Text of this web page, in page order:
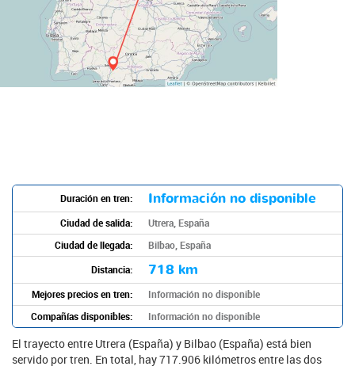
Duración en tren: Información no disponible
Ciudad de salida:
Utrera, España
Ciudad de llegada:
Bilbao, España
Distancia:
718 km
Mejores precios en tren:
Información no disponible
Compañías disponibles:
Información no disponible
El trayecto entre Utrera (España) y Bilbao (España) está bien
servido por tren. En total, hay 717.906 kilómetros entre las dos